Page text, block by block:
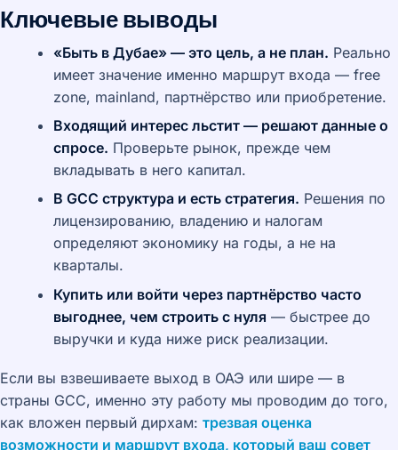
Ключевые выводы
«Быть в Дубае» — это цель, а не план. Реально
имеет значение именно маршрут входа — free
zone, mainland, партнёрство или приобретение.
Входящий интерес льстит — решают данные о
спросе. Проверьте рынок, прежде чем
вкладывать в него капитал.
В GCC структура и есть стратегия. Решения по
лицензированию, владению и налогам
определяют экономику на годы, а не на
кварталы.
Купить или войти через партнёрство часто
выгоднее, чем строить с нуля — быстрее до
выручки и куда ниже риск реализации.
Если вы взвешиваете выход в ОАЭ или шире — в
страны GCC, именно эту работу мы проводим до того,
как вложен первый дирхам: трезвая оценка
возможности и маршрут входа, который ваш совет